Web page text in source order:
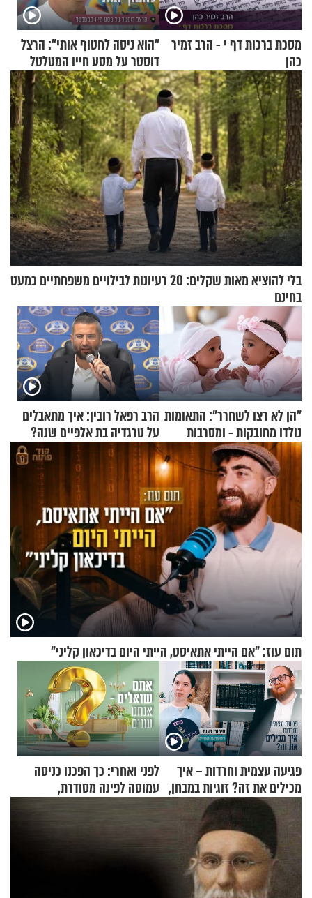
מסכת ברכות דף י - הרב זמיר
כהן
"הוא ניסה לחטוף אותי": הרצל
דוסטר על מסע חייו המטלטל
בלי להוציא מאות שקלים: 20 רעיונות לבילויים משפחתיים כמעט
בחינם
"הן לא רצו לשחרר": התאומות
נולדו מחובקות - ומסרבות
להיפרד
הרב רפאל רובין: איך מתאבלים
על טרגדיה בת אלפיים שנה?
תום עוז: "אם הייתי אתאיסט, הייתי היום בדיכאון קליני"
פגיעה עצמית וחרדות – איך
מכילים את זה? זוגיות במבחן,
הפעם עם יהודית ואלתר כהן
לפני ואחרי: כך הפכנו כניסה
עמוסה לפינה מסודרת,